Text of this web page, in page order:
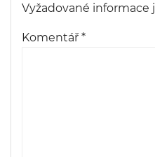
Vyžadované informace
Komentář *